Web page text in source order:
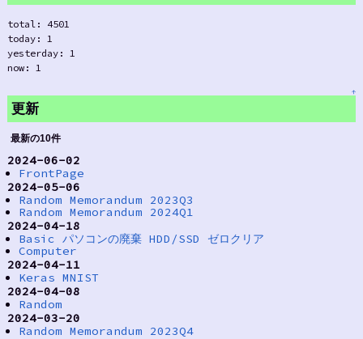
total: 4501
today: 1
yesterday: 1
now: 1
↑
更新
最新の10件
2024-06-02
FrontPage
2024-05-06
Random Memorandum 2023Q3
Random Memorandum 2024Q1
2024-04-18
Basic パソコンの廃棄 HDD/SSD ゼロクリア
Computer
2024-04-11
Keras MNIST
2024-04-08
Random
2024-03-20
Random Memorandum 2023Q4